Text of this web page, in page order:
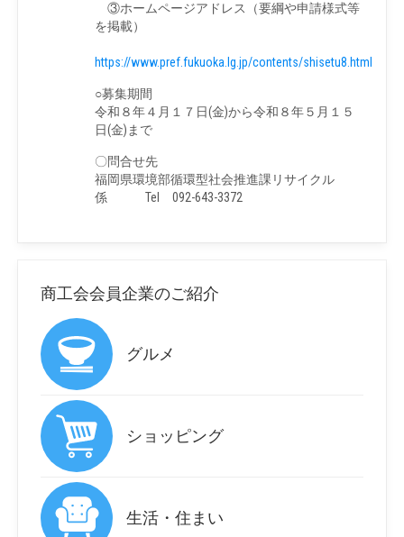
③ホームページアドレス（要綱や申請様式等
を掲載）
https://www.pref.fukuoka.lg.jp/contents/shisetu8.html
○募集期間
令和８年４月１７日(金)から令和８年５月１５
日(金)まで
〇問合せ先
福岡県環境部循環型社会推進課リサイクル
係 Tel 092-643-3372
商工会会員企業のご紹介
グルメ
ショッピング
生活・住まい